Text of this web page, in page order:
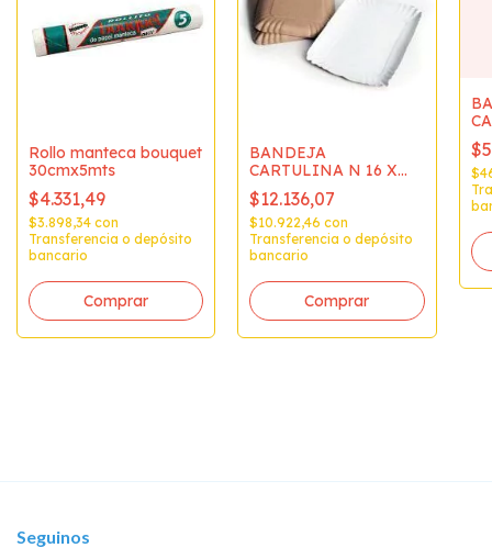
Rollo manteca bouquet
30cmx5mts
$4.331,49
$3.898,34 con
Transferencia o depósito
bancario
BANDEJA
CARTULINA N 16 X
100
$12.136,07
$10.922,46con
Transferencia o depósito
bancario
Comprar
Seguinos